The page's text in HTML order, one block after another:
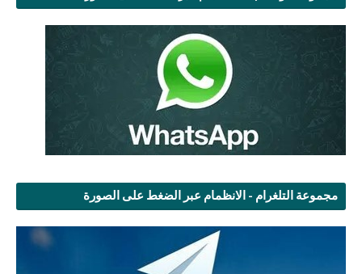
مجموعة التلغرام - الانظمام عبر الضغط على الصورة